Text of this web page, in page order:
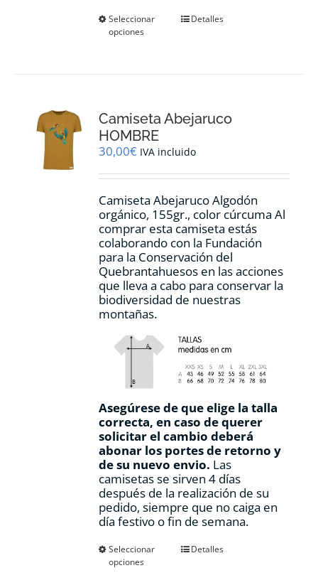
Seleccionar
opciones
Este
se
elegir
la
de
producto
Detalles
Camiseta Abejaruco
HOMBRE
30,00€ IVA incluido
Camiseta Abejaruco Algodón
orgánico, 155gr., color cúrcuma Al
comprar esta camiseta estás
colaborando con la Fundación
para la Conservación del
Quebrantahuesos en las acciones
que lleva a cabo para conservar la
biodiversidad de nuestras
montañas.
Asegúrese de que elige la talla
correcta, en caso de querer
solicitar el cambio deberá
abonar los portes de retorno y
de su nuevo envio. Las
camisetas se sirven 4 días
después de la realización de su
pedido, siempre que no caiga en
día festivo o fin de semana.
Seleccionar
opciones
EsteDetalles